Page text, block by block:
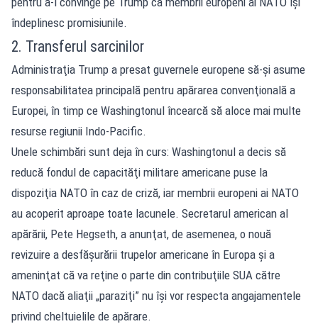
îndeplinesc promisiunile.
2. Transferul sarcinilor
Administraţia Trump a presat guvernele europene să-şi asume
responsabilitatea principală pentru apărarea convenţională a
Europei, în timp ce Washingtonul încearcă să aloce mai multe
resurse regiunii Indo-Pacific.
Unele schimbări sunt deja în curs: Washingtonul a decis să
reducă fondul de capacităţi militare americane puse la
dispoziţia NATO în caz de criză, iar membrii europeni ai NATO
au acoperit aproape toate lacunele. Secretarul american al
apărării, Pete Hegseth, a anunţat, de asemenea, o nouă
revizuire a desfăşurării trupelor americane în Europa şi a
ameninţat că va reţine o parte din contribuţiile SUA către
NATO dacă aliaţii „paraziţi” nu îşi vor respecta angajamentele
privind cheltuielile de apărare.